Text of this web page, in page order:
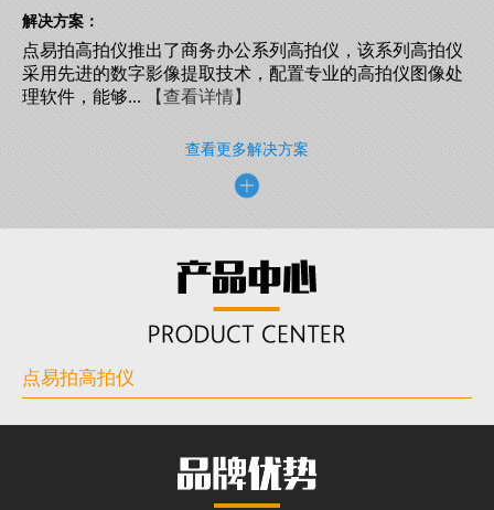
解决方案：
点易拍高拍仪推出了商务办公系列高拍仪，该系列高拍仪
采用先进的数字影像提取技术，配置专业的高拍仪图像处
理软件，能够...【查看详情】
查看更多解决方案
点易拍高拍仪